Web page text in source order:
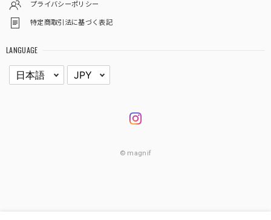
プライバシーポリシー
特定商取引法に基づく表記
LANGUAGE
© magnif